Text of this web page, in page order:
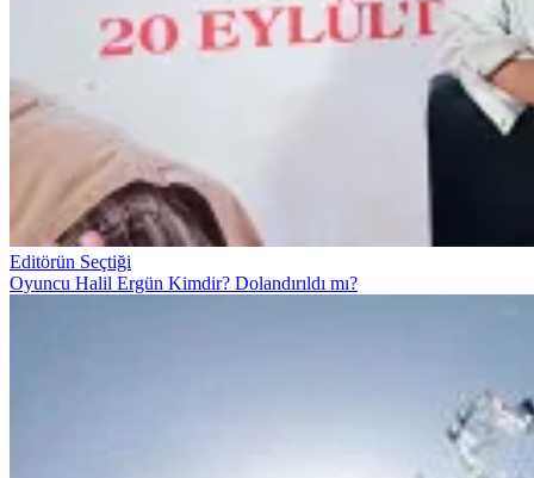
Editörün Seçtiği
Oyuncu Halil Ergün Kimdir? Dolandırıldı mı?